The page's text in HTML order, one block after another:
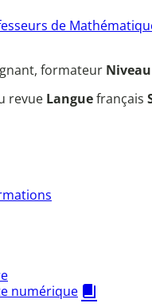
de
formateur Niveau
revue Languefrançais
numérique